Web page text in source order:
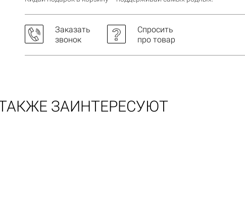
Заказать
звонок
Спросить
про товар
ЗАИНТЕРЕСУЮТ
пуста